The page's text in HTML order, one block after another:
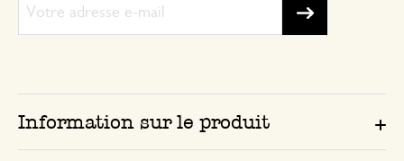
Information sur le produit